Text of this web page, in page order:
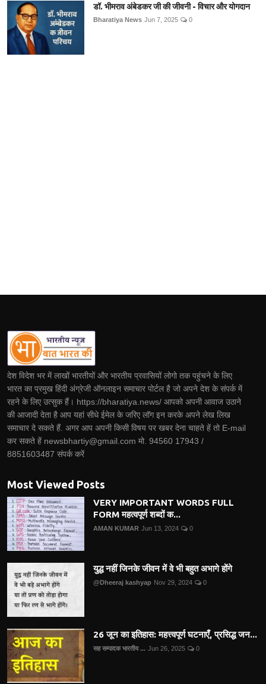
डॉ. भीमराव अंबेडकर जी की जीवनी - विचार और योगदान
Bharatiya News Jun 7, 2025 0
देश विदेश भर में लाखों भारतीयों और भारतीय प्रवासियों लोगो तक पहुंचने के लिए
भारत का प्रमुख हिंदी अंग्रेजी ऑनलाइन समाचार पोर्टल है जो अपने देश के संपर्क में
रहने के लिए उत्सुक हैं। https://bharatiya.news/ आपको अपनी आवाज उठाने
की आजादी देता है आप यहां सीधे ईमेल के जरिए लॉग इन करके अपने लेख लिख
समाचार दे सकते हैं. अगर आप अपनी किसी विषय पर खबर देना चाहते हें तो E-mail
कर सकते हें newsbhartiy@gmail.com मो. 94560 17943 /
8851603487 संपर्क करें
Most Viewed Posts
VERY IMPORTANT WORDS FULL
FORM महत्वपूर्ण शब्दों क...
AMAN KUMAR Jun 13, 2024 0
युद्ध नहीं जिनके जीवन में वे भी बहुत अभागे होंगे
@Dheeraj kashyap Nov 29, 2024 0
26 जून का इतिहास: महत्त्वपूर्ण घटनाएँ, प्रसिद्ध जन...
सह सम्पादक भारतीय ... Jun 26, 2025 0